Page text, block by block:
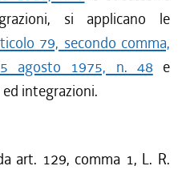
si applicano le
79, secondo comma,
agosto 1975, n. 48 e
integrazioni.
art. 129, comma 1, L. R.